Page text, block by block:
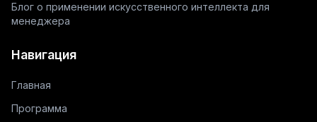
Блог о применении искусственного интеллекта для
менеджера
Навигация
Главная
Программа